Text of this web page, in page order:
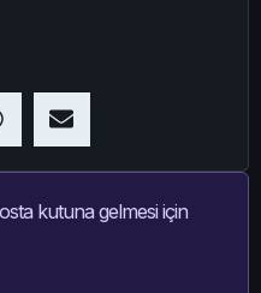
kutuna gelmesi için